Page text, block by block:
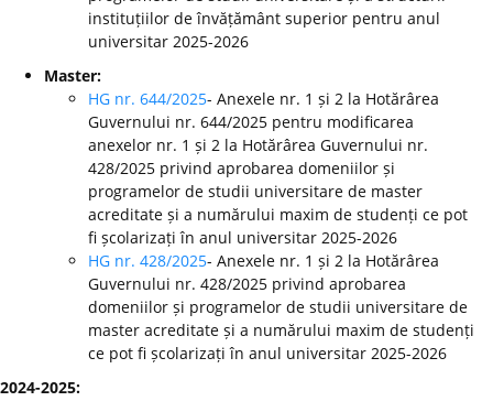
instituțiilor de învățământ superior pentru anul
universitar 2025-2026
Master:
HG nr. 644/2025- Anexele nr. 1 și 2 la Hotărârea
Guvernului nr. 644/2025 pentru modificarea
anexelor nr. 1 și 2 la Hotărârea Guvernului nr.
428/2025 privind aprobarea domeniilor și
programelor de studii universitare de master
acreditate și a numărului maxim de studenți ce pot
fi școlarizați în anul universitar 2025-2026
HG nr. 428/2025- Anexele nr. 1 și 2 la Hotărârea
Guvernului nr. 428/2025 privind aprobarea
domeniilor și programelor de studii universitare de
master acreditate și a numărului maxim de studenți
ce pot fi școlarizați în anul universitar 2025-2026
2024-2025: